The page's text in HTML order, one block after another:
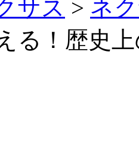
サス > ネ
る！歴史